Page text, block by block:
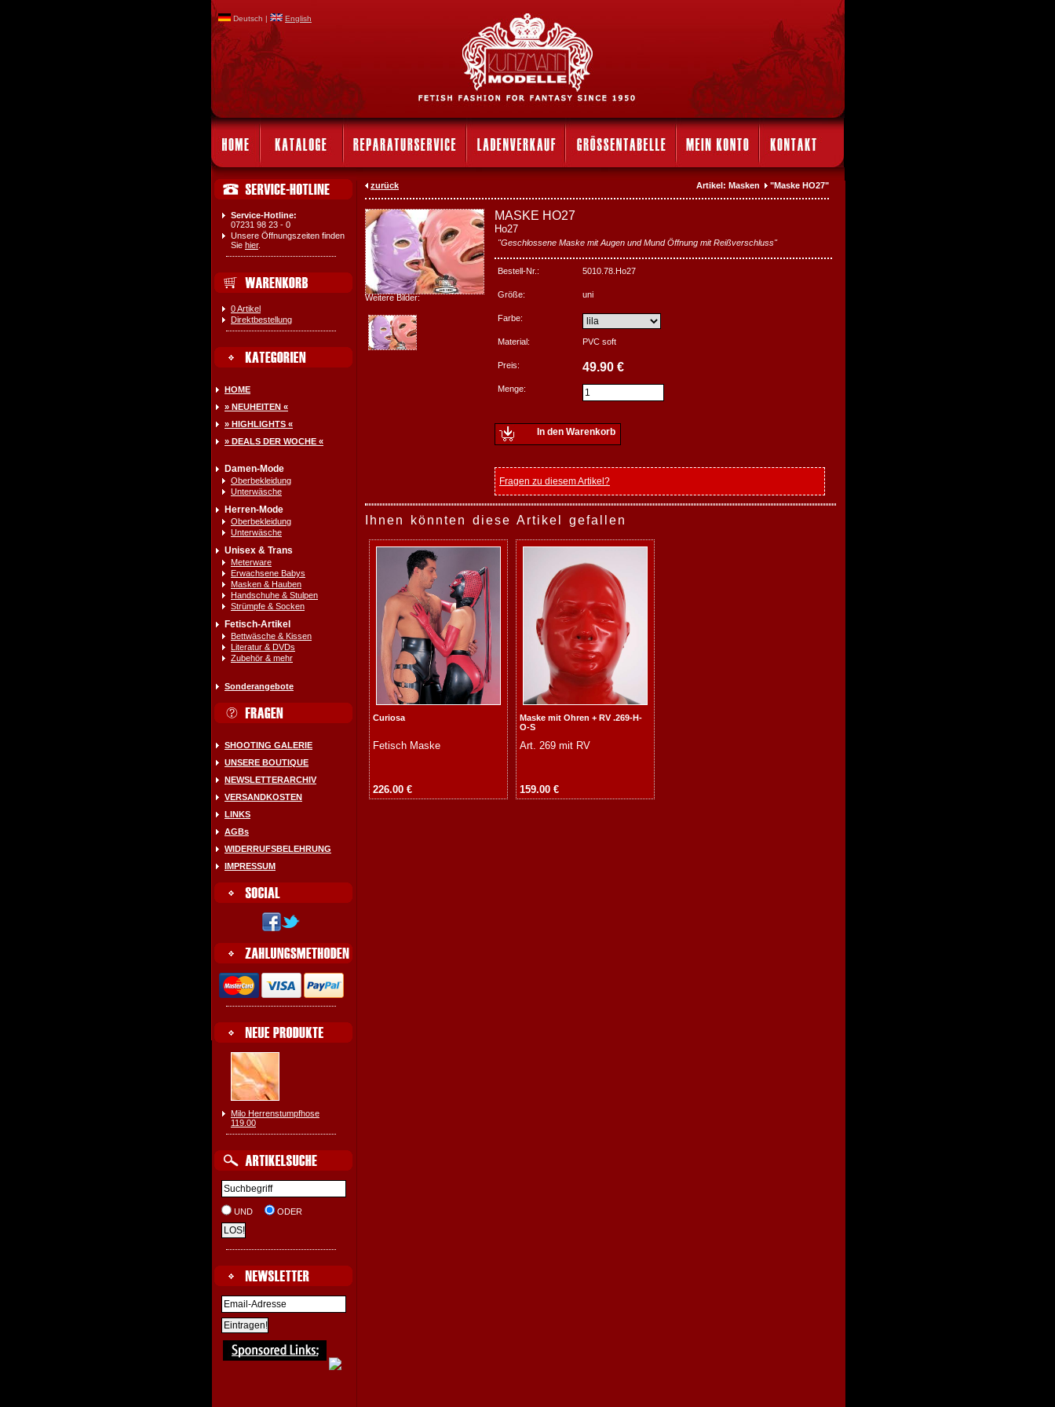
Deutsch | English
Service-Hotline:
07231 98 23 - 0
Unsere Öffnungszeiten finden
Sie hier.
0 Artikel
Direktbestellung
HOME
» NEUHEITEN «
» HIGHLIGHTS «
» DEALS DER WOCHE «
Damen-Mode
Oberbekleidung
Unterwäsche
Herren-Mode
Oberbekleidung
Unterwäsche
Unisex & Trans
Meterware
Erwachsene Babys
Masken & Hauben
Handschuhe & Stulpen
Strümpfe & Socken
Fetisch-Artikel
Bettwäsche & Kissen
Literatur & DVDs
Zubehör & mehr
Sonderangebote
SHOOTING GALERIE
UNSERE BOUTIQUE
NEWSLETTERARCHIV
VERSANDKOSTEN
LINKS
AGBs
WIDERRUFSBELEHRUNG
IMPRESSUM
Milo Herrenstumpfhose
119.00
UND ODER
zurück Artikel: Masken "Maske HO27"
Weitere Bilder:
MASKE HO27
Ho27
"Geschlossene Maske mit Augen und Mund Öffnung mit Reißverschluss"
Bestell-Nr.: 5010.78.Ho27
Größe: uni
Farbe:
Material: PVC soft
Preis: 49.90 €
Menge:
In den Warenkorb
Fragen zu diesem Artikel?
Ihnen könnten diese Artikel gefallen
Curiosa
Fetisch Maske
226.00 €
Maske mit Ohren + RV .269-H-
O-S
Art. 269 mit RV
159.00 €